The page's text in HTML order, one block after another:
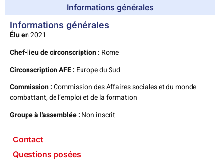
Informations générales
Contact
Questions posées
Informations générales
Élu en2021
Chef-lieu de circonscription : Rome
Circonscription AFE : Europe du Sud
Commission :Commission des Affaires sociales et du monde
combattant, de l’emploi et de la formation
Groupe à l'assemblée : Non inscrit